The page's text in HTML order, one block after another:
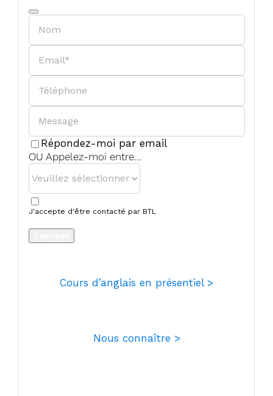
Répondez-moi par email
OU Appelez-moi entre...
Your
Website *
J'accepte d'être contacté par BTL
Cours d’anglais en présentiel >
Nous connaître >